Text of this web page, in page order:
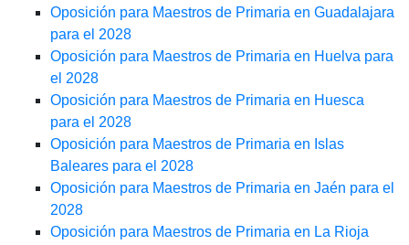
Oposición para Maestros de Primaria en Guadalajara
para el 2028
Oposición para Maestros de Primaria en Huelva para
el 2028
Oposición para Maestros de Primaria en Huesca
para el 2028
Oposición para Maestros de Primaria en Islas
Baleares para el 2028
Oposición para Maestros de Primaria en Jaén para el
2028
Oposición para Maestros de Primaria en La Rioja